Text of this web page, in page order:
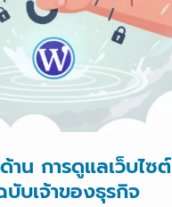
น การดูแลเว็บไซต์
บเจ้าของธุรกิจ